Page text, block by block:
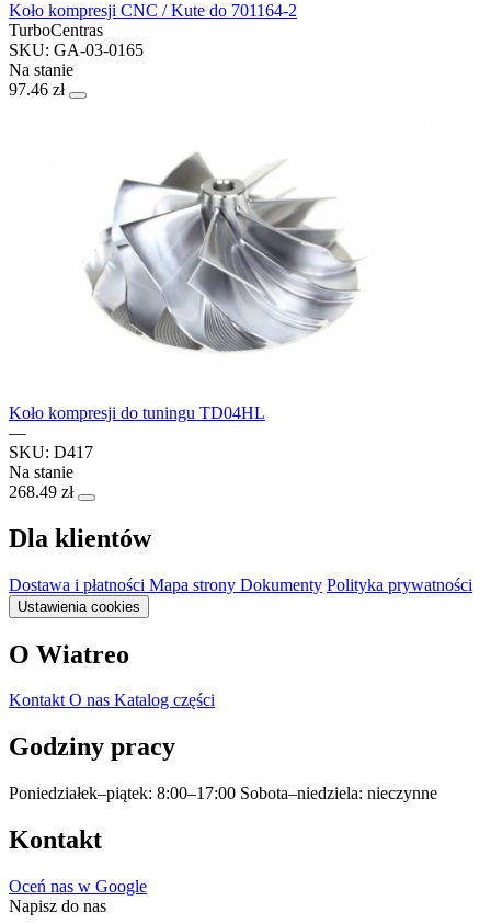
Koło kompresji CNC / Kute do 701164-2
TurboCentras
SKU: GA-03-0165
Na stanie
97.46 zł
Koło kompresji do tuningu TD04HL
—
SKU: D417
Na stanie
268.49 zł
Dla klientów
Dostawa i płatności Mapa strony Dokumenty Polityka prywatności
Ustawienia cookies
O Wiatreo
KontaktO nas Katalog części
Godziny pracy
Poniedziałek–piątek: 8:00–17:00 Sobota–niedziela: nieczynne
Kontakt
Oceń nas w Google
Napisz do nas